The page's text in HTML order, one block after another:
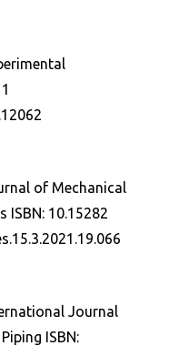
of Mechanical
ISBN: 10.15282
Journal
ISBN: